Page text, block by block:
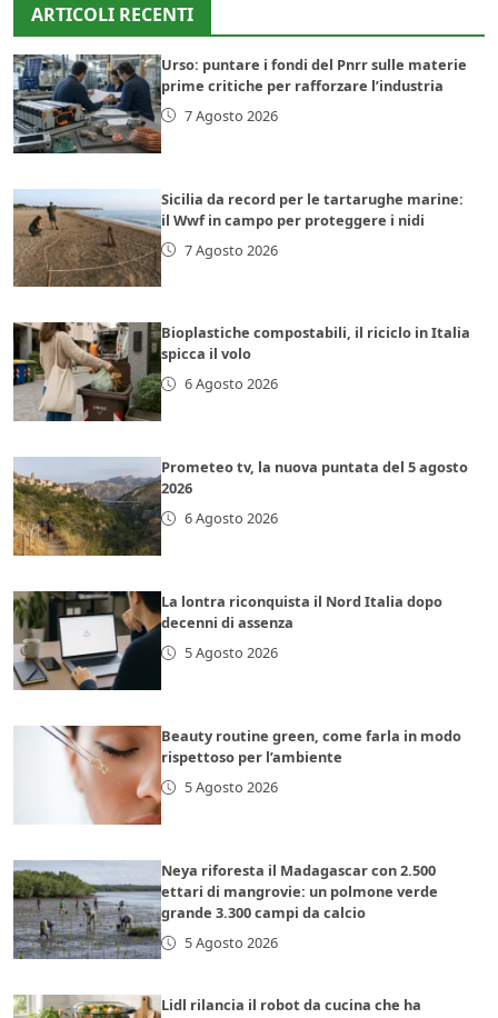
ARTICOLI RECENTI
Urso: puntare i fondi del Pnrr sulle materie
prime critiche per rafforzare l’industria
7 Agosto 2026
Sicilia da record per le tartarughe marine:
il Wwf in campo per proteggere i nidi
7 Agosto 2026
Bioplastiche compostabili, il riciclo in Italia
spicca il volo
6 Agosto 2026
Prometeo tv, la nuova puntata del 5 agosto
2026
6 Agosto 2026
La lontra riconquista il Nord Italia dopo
decenni di assenza
5 Agosto 2026
Beauty routine green, come farla in modo
rispettoso per l’ambiente
5 Agosto 2026
Neya riforesta il Madagascar con 2.500
ettari di mangrovie: un polmone verde
grande 3.300 campi da calcio
5 Agosto 2026
Lidl rilancia il robot da cucina che ha